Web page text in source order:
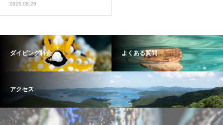
2025.08.20
ダイビング料金 よくある質問
アクセス